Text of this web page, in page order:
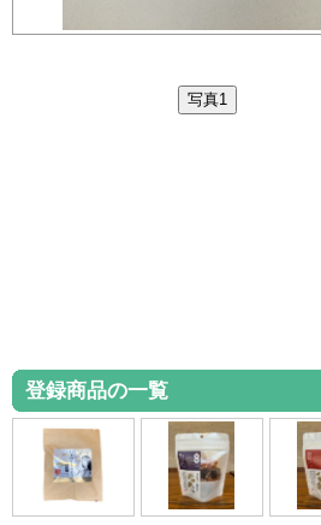
登録商品の一覧